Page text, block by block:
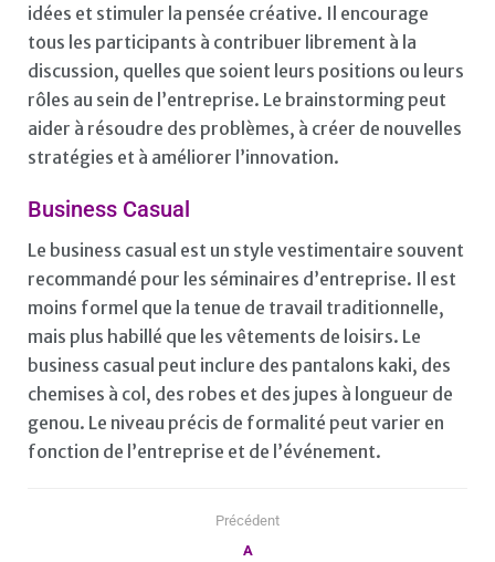
idées et stimuler la pensée créative. Il encourage
tous les participants à contribuer librement à la
discussion, quelles que soient leurs positions ou leurs
rôles au sein de l’entreprise. Le brainstorming peut
aider à résoudre des problèmes, à créer de nouvelles
stratégies et à améliorer l’innovation.
Business Casual
Le business casual est un style vestimentaire souvent
recommandé pour les séminaires d’entreprise. Il est
moins formel que la tenue de travail traditionnelle,
mais plus habillé que les vêtements de loisirs. Le
business casual peut inclure des pantalons kaki, des
chemises à col, des robes et des jupes à longueur de
genou. Le niveau précis de formalité peut varier en
fonction de l’entreprise et de l’événement.
Précédent
A